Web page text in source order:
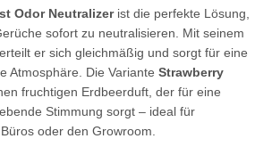
Odor Neutralizerist die perfekte Lösung,
sofort zu neutralisieren. Mit seinem
er sich gleichmäßig und sorgt für eine
Atmosphäre. Die Variante Strawberry
fruchtigen Erdbeerduft, der für eine
Stimmung sorgt – ideal für
oder den Growroom.